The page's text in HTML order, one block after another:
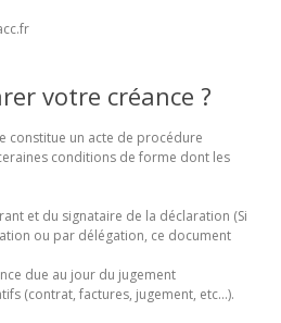
votre créance ?
constitue un acte de procédure
conditions de forme dont les
et du signataire de la déclaration (Si
ou par délégation, ce document
due au jour du jugement
(contrat, factures, jugement, etc...).